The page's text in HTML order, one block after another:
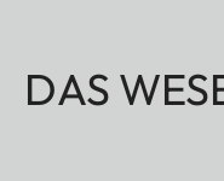
DAS